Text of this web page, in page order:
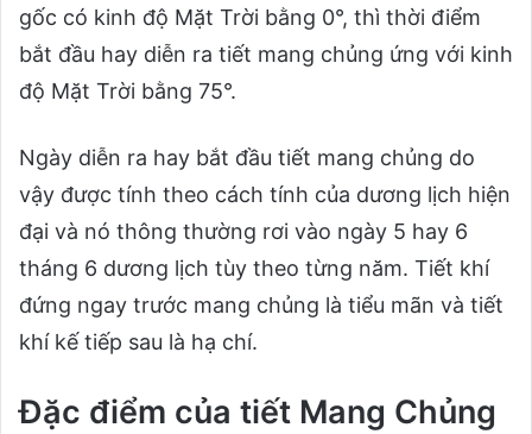
gốc có kinh độ Mặt Trời bằng 0°, thì thời điểm
bắt đầu hay diễn ra tiết mang chủng ứng với kinh
độ Mặt Trời bằng 75°.
Ngày diễn ra hay bắt đầu tiết mang chủng do
vậy được tính theo cách tính của dương lịch hiện
đại và nó thông thường rơi vào ngày 5 hay 6
tháng 6 dương lịch tùy theo từng năm. Tiết khí
đứng ngay trước mang chủng là tiểu mãn và tiết
khí kế tiếp sau là hạ chí.
Đặc điểm của tiết Mang Chủng